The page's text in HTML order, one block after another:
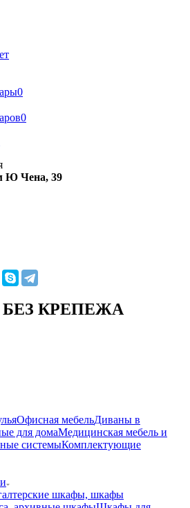
0
0
Ю Чена, 39
БЕЗ КРЕПЕЖА
Офисная мебельДиваны в
для домаМедицинская мебель и
системыКомплектующие
шкафы, шкафы